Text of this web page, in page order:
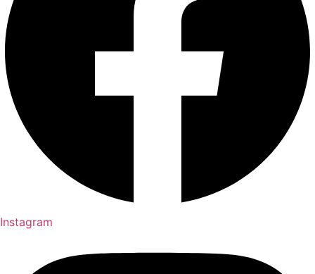
Instagram